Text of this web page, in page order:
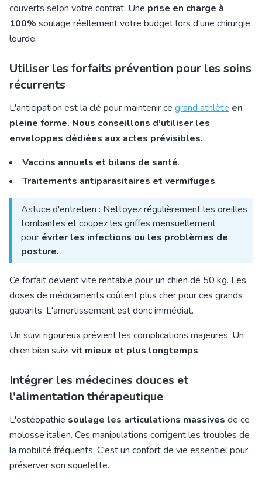
couverts selon votre contrat. Une prise en charge à
100% soulage réellement votre budget lors d'une chirurgie
lourde.
Utiliser les forfaits prévention pour les soins
récurrents
L'anticipation est la clé pour maintenir ce grand athlète en
pleine forme. Nous conseillons d'utiliser les
enveloppes dédiées aux actes prévisibles.
Vaccins annuels et bilans de santé.
Traitements antiparasitaires et vermifuges.
Astuce d'entretien : Nettoyez régulièrement les oreilles
tombantes et coupez les griffes mensuellement
pour éviter les infections ou les problèmes de
posture.
Ce forfait devient vite rentable pour un chien de 50 kg. Les
doses de médicaments coûtent plus cher pour ces grands
gabarits. L'amortissement est donc immédiat.
Un suivi rigoureux prévient les complications majeures. Un
chien bien suivi vit mieux et plus longtemps.
Intégrer les médecines douces et
l'alimentation thérapeutique
L'ostéopathie soulage les articulations massives de ce
molosse italien. Ces manipulations corrigent les troubles de
la mobilité fréquents. C'est un confort de vie essentiel pour
préserver son squelette.